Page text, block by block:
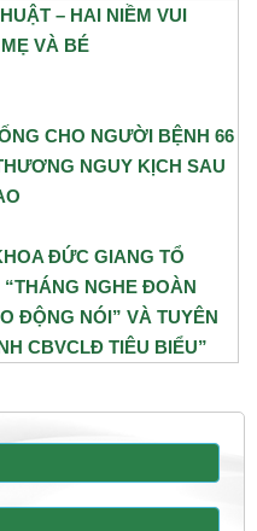
xây dựng phương án phẫu
nhất cho cả mẹ và bé.
– HAI NIỀM VUI
VÀ BÉ
CHO NGƯỜI BỆNH 66
NGUY KỊCH SAU
ĐỨC GIANG TỔ
NGHE ĐOÀN
ĐỘNG NÓI” VÀ TUYÊN
CBVCLĐ TIÊU BIỂU”